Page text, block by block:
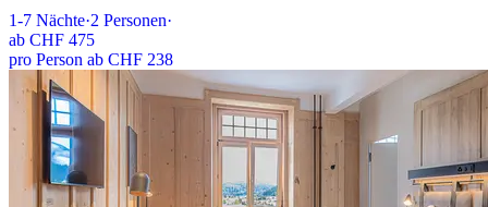
1-7 Nächte·2 Personen·
ab CHF 475
pro Person ab CHF 238